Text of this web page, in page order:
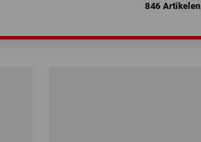
846 Artikelen